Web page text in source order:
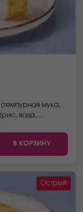
мука,
вода,
в стоимость
от
В КОРЗИНУ
Острый